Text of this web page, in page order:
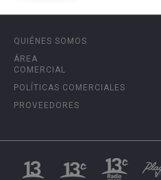
QUIÉNES SOMOS
ÁREA
COMERCIAL
POLÍTICAS COMERCIALES
PROVEEDORES